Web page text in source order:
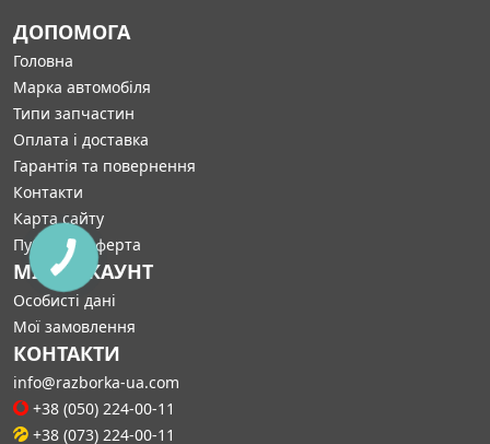
ДОПОМОГА
Головна
Марка автомобіля
Типи запчастин
Оплата і доставка
Гарантія та повернення
Контакти
Карта сайту
Публічна оферта
МІЙ АККАУНТ
Особисті дані
Мої замовлення
КОНТАКТИ
info@razborka-ua.com
+38 (050) 224-00-11
+38 (073) 224-00-11